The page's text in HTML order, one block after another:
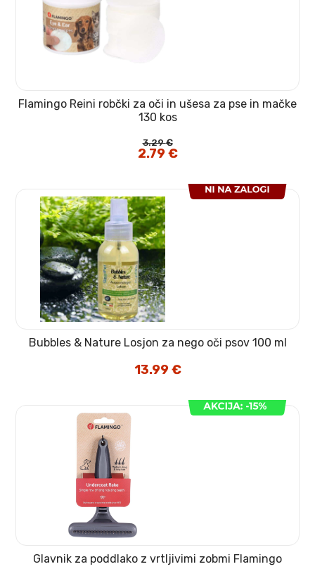
Flamingo Reini robčki za oči in ušesa za pse in mačke
130 kos
3.29€
Izvirna
cena
2.79€Trenutna
cena
Bubbles & Nature Losjon za nego oči psov 100 ml
13.99€
Glavnik za poddlako z vrtljivimi zobmi Flamingo